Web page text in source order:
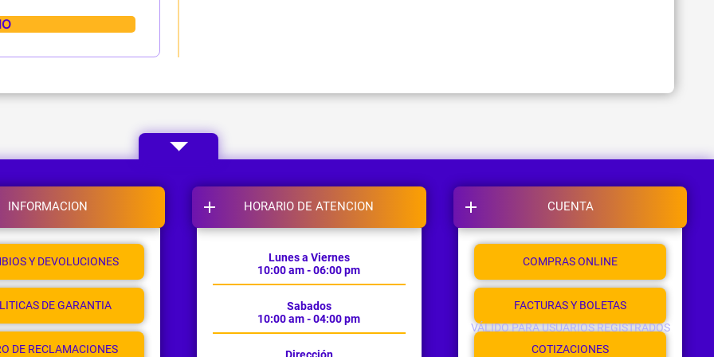
INFORMACION
Y DEVOLUCIONES
DE GARANTIA
DE RECLAMACIONES
HORARIO DE ATENCION
Lunes a Viernes
10:00 am - 06:00 pm
Sabados
10:00 am - 04:00 pm
Dirección
CUENTA
VÁLIDO PARA USUARIOS REGISTRADOS
COMPRAS ONLINE
FACTURAS Y BOLETAS
COTIZACIONES